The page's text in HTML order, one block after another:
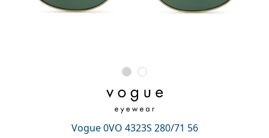
Vogue 0VO 4323S 280/71 56